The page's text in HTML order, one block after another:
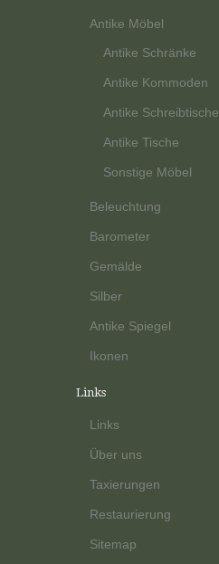
Antike Möbel
Antike Schränke
Antike Kommoden
Antike Schreibtische
Antike Tische
Sonstige Möbel
Beleuchtung
Barometer
Gemälde
Silber
Antike Spiegel
Ikonen
Links
Links
Über uns
Taxierungen
Restaurierung
Sitemap